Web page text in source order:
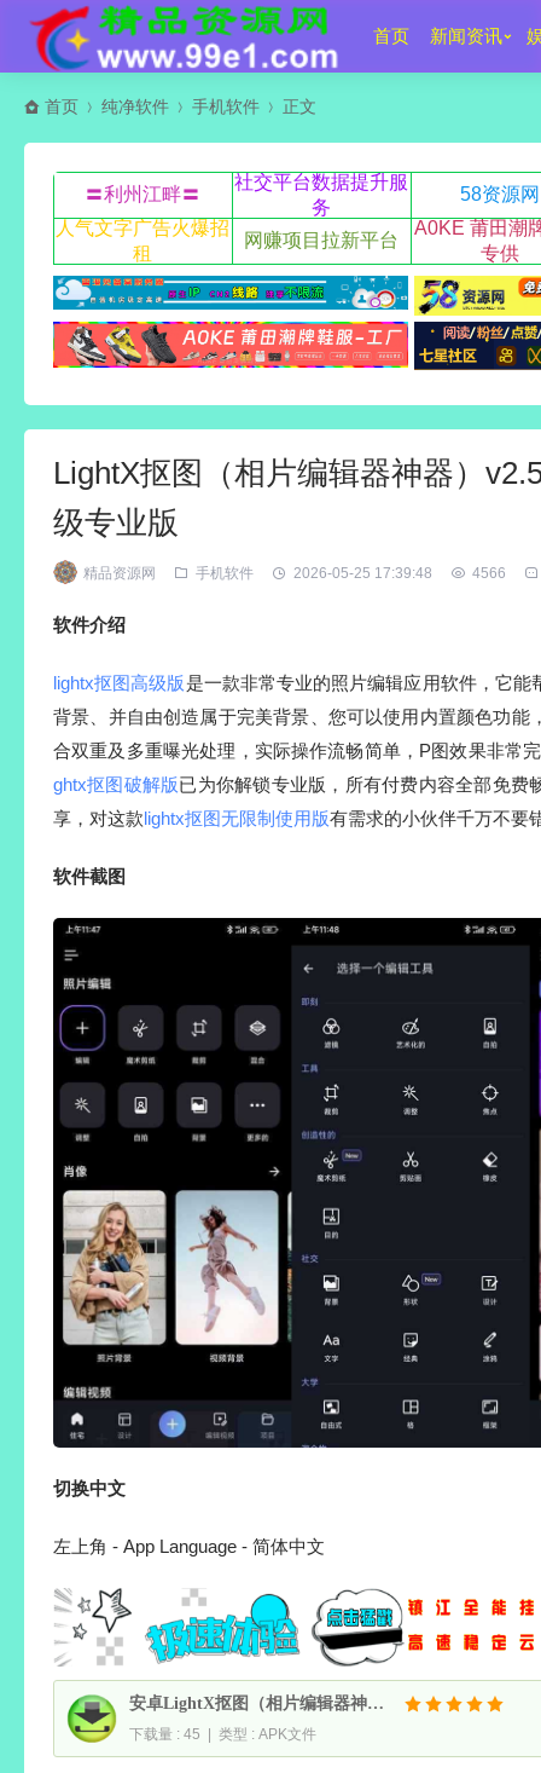
首页 新闻资讯
首页 纯净软件 手机软件 正文
〓利州江畔〓
社交平台数据提升服
务
58资源网
人气文字广告火爆招
租
网赚项目拉新平台
A0KE 莆田潮
专供
LightX抠图（相片编辑器神器）
级专业版
精品资源网 手机软件 2026-05-25 17:39:48 4566
软件介绍
lightx抠图高级版是一款非常专业的照片编辑应用软件，它能
背景、并自由创造属于完美背景、您可以使用内置颜色功能
合双重及多重曝光处理，实际操作流畅简单，P图效果非常
ghtx抠图破解版已为你解锁专业版，所有付费内容全部免费
享，对这款lightx抠图无限制使用版有需求的小伙伴千万不要
软件截图
切换中文
左上角 - App Language - 简体中文
安卓LightX抠图（相片编辑器神器）v2.5.6_545 解锁高级专业版
下载量 : 45 | 类型 : APK文件